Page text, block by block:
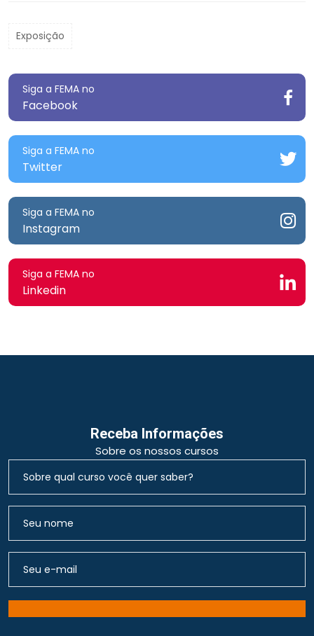
Exposição
Siga a FEMA no
Facebook
Siga a FEMA no
Twitter
Siga a FEMA no
Instagram
Siga a FEMA no
Linkedin
Receba Informações
Sobre os nossos cursos